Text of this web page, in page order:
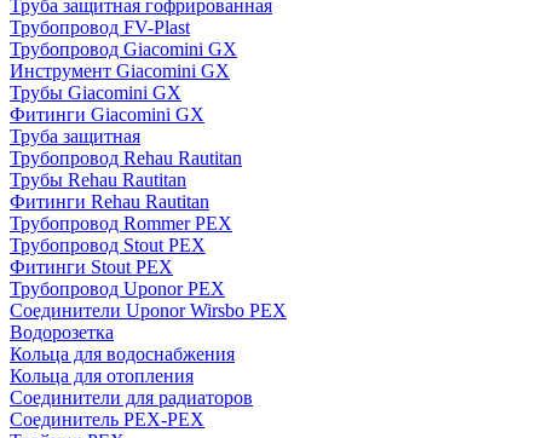
Труба защитная гофрированная
Трубопровод FV-Plast
Трубопровод Giacomini GX
Инструмент Giacomini GX
Трубы Giacomini GX
Фитинги Giacomini GX
Труба защитная
Трубопровод Rehau Rautitan
Трубы Rehau Rautitan
Фитинги Rehau Rautitan
Трубопровод Rommer PEX
Трубопровод Stout PEX
Фитинги Stout PEX
Трубопровод Uponor PEX
Соединители Uponor Wirsbo PEX
Водорозетка
Кольца для водоснабжения
Кольца для отопления
Соединители для радиаторов
Соединитель PEX-PEX